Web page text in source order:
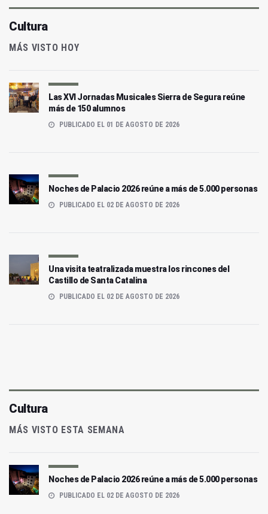
Cultura
MÁS VISTO HOY
Las XVI Jornadas Musicales Sierra de Segura reúne
más de 150 alumnos
PUBLICADO EL 01 DE AGOSTO DE 2026
Noches de Palacio 2026 reúne a más de 5.000 personas
PUBLICADO EL 02 DE AGOSTO DE 2026
Una visita teatralizada muestra los rincones del
Castillo de Santa Catalina
PUBLICADO EL 02 DE AGOSTO DE 2026
Cultura
MÁS VISTO ESTA SEMANA
Noches de Palacio 2026 reúne a más de 5.000 personas
PUBLICADO EL 02 DE AGOSTO DE 2026